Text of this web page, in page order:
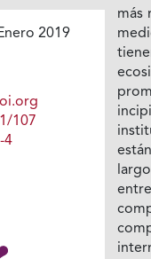
2019
107
4
más